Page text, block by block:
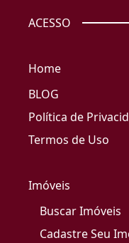
ACESSO
Home
BLOG
Política de
Termos de Uso
Imóveis
Buscar Imóveis
Cadastre Seu